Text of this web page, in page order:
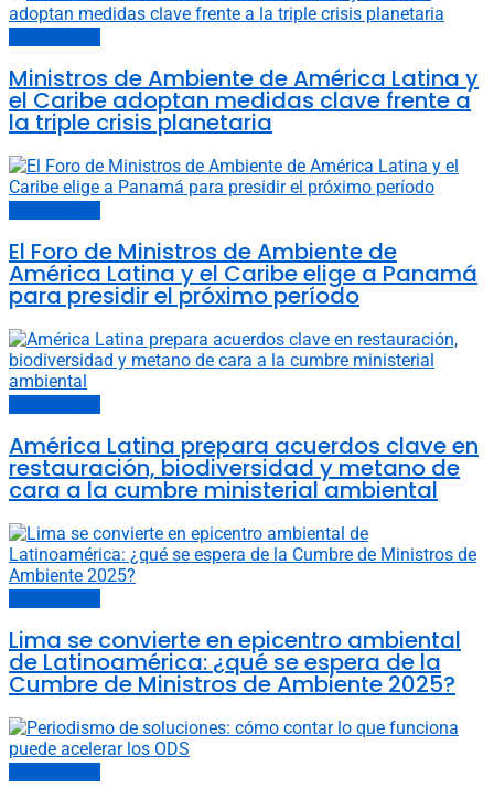
Ministros de Ambiente de América Latina y
el Caribe adoptan medidas clave frente a
la triple crisis planetaria
El Foro de Ministros de Ambiente de
América Latina y el Caribe elige a Panamá
para presidir el próximo período
América Latina prepara acuerdos clave en
restauración, biodiversidad y metano de
cara a la cumbre ministerial ambiental
Lima se convierte en epicentro ambiental
de Latinoamérica: ¿qué se espera de la
Cumbre de Ministros de Ambiente 2025?